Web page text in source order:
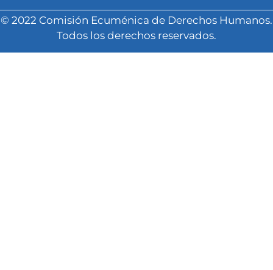
© 2022 Comisión Ecuménica de Derechos Humanos.
Todos los derechos reservados.